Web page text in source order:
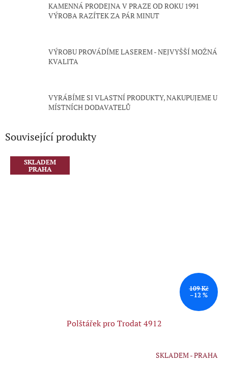
KAMENNÁ PRODEJNA V PRAZE OD ROKU 1991
VÝROBA RAZÍTEK ZA PÁR MINUT
VÝROBU PROVÁDÍME LASEREM - NEJVYŠŠÍ MOŽNÁ
KVALITA
VYRÁBÍME SI VLASTNÍ PRODUKTY, NAKUPUJEME U
MÍSTNÍCH DODAVATELŮ
Související produkty
SKLADEM
PRAHA
109 Kč
–12 %
Polštářek pro Trodat 4912
SKLADEM - PRAHA